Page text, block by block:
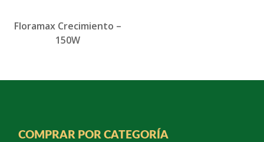
Floramax Crecimiento –
150W
COMPRAR POR CATEGORÍA